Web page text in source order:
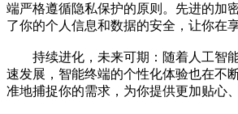
端严格遵循隐私保护的原则。先进的加
了你的个人信息和数据的安全，让你在
持续进化，未来可期：随着人工智
速发展，智能终端的个性化体验也在不
准地捕捉你的需求，为你提供更加贴心